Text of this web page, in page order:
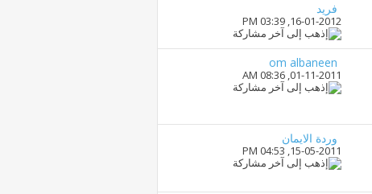
فريد
16-01-2012,
03:39 PM
om albaneen
01-11-2011,
08:36 AM
وردة الايمان
15-05-2011,
04:53 PM